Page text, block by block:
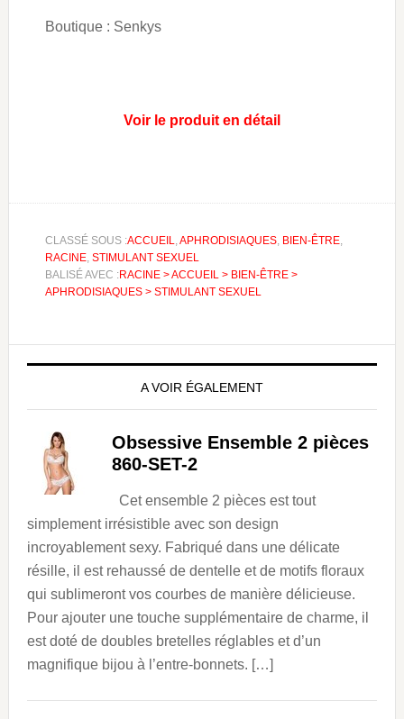
Boutique : Senkys
Voir le produit en détail
CLASSÉ SOUS :ACCUEIL,APHRODISIAQUES, BIEN-ÊTRE,
RACINE, STIMULANT SEXUEL
BALISÉ AVEC :RACINE > ACCUEIL > BIEN-ÊTRE >
APHRODISIAQUES > STIMULANT SEXUEL
A VOIR ÉGALEMENT
Obsessive Ensemble 2 pièces
860-SET-2
Cet ensemble 2 pièces est tout
simplement irrésistible avec son design
incroyablement sexy. Fabriqué dans une délicate
résille, il est rehaussé de dentelle et de motifs floraux
qui sublimeront vos courbes de manière délicieuse.
Pour ajouter une touche supplémentaire de charme, il
est doté de doubles bretelles réglables et d’un
magnifique bijou à l’entre-bonnets. […]